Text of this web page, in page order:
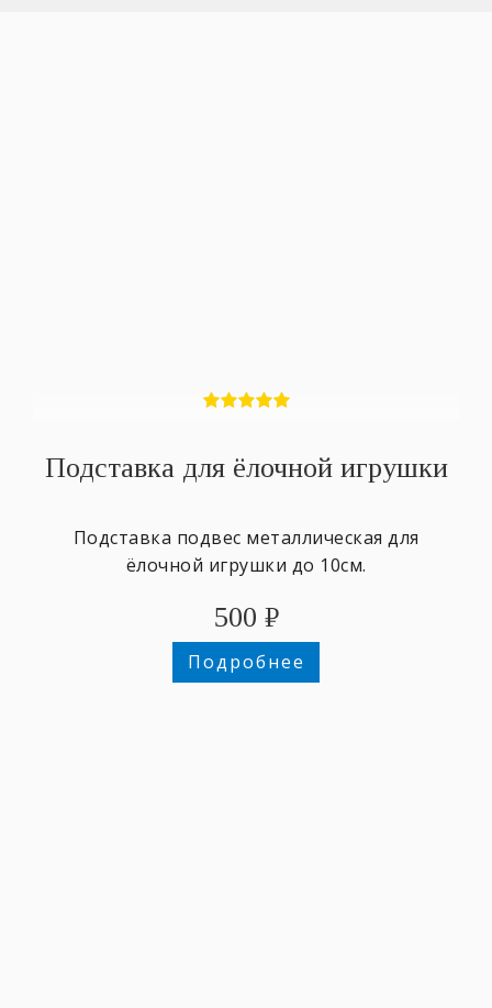
Подставка для ёлочной игрушки
Подставка подвес металлическая для
ёлочной игрушки до 10см.
500 ₽
Подробнее